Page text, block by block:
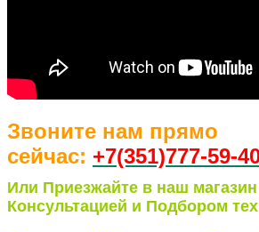
Звоните нам прямо
сейчас: +7(351)777-59-
Или Приезжайте в наш
Консультацией и Подбором